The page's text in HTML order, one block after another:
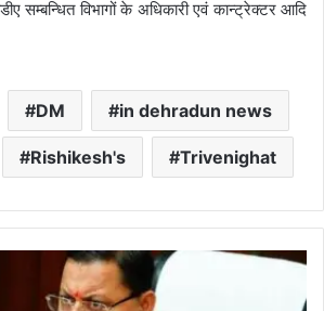
सम्बन्धित विभागों के अधिकारी एवं कान्ट्रेक्टर आदि
DM in dehradun news
Rishikesh's Trivenighat